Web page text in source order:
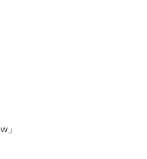
」